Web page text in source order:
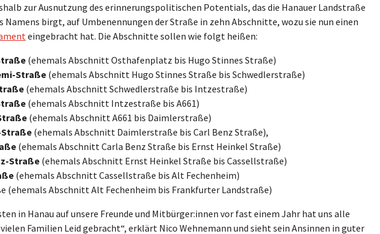
zur Ausnutzung des erinnerungspolitischen Potentials, das die Hanauer Landstraße
Namens birgt, auf Umbenennungen der Straße in zehn Abschnitte, wozu sie nun einen
eingebracht hat. Die Abschnitte sollen wie folgt heißen:
(ehemals Abschnitt Osthafenplatz bis Hugo Stinnes Straße)
Straße (ehemals Abschnitt Hugo Stinnes Straße bis Schwedlerstraße)
(ehemals Abschnitt Schwedlerstraße bis Intzestraße)
(ehemals Abschnitt Intzestraße bis A661)
(ehemals Abschnitt A661 bis Daimlerstraße)
(ehemals Abschnitt Daimlerstraße bis Carl Benz Straße),
(ehemals Abschnitt Carla Benz Straße bis Ernst Heinkel Straße)
Straße (ehemals Abschnitt Ernst Heinkel Straße bis Cassellstraße)
(ehemals Abschnitt Cassellstraße bis Alt Fechenheim)
(ehemals Abschnitt Alt Fechenheim bis Frankfurter Landstraße)
in Hanau auf unsere Freunde und Mitbürger:innen vor fast einem Jahr hat uns alle
Familien Leid gebracht“, erklärt Nico Wehnemann und sieht sein Ansinnen in guter